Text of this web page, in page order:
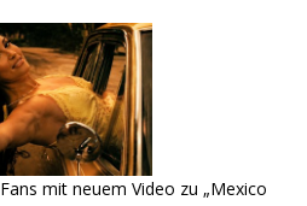
mit neuem Video zu „Mexico